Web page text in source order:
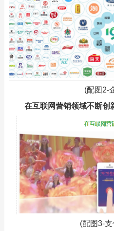
(配图2-
在互联网营销领域不断创
(配图3-